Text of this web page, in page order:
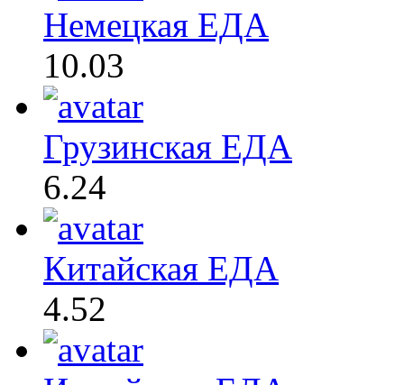
Немецкая ЕДА
10.03
Грузинская ЕДА
6.24
Китайская ЕДА
4.52